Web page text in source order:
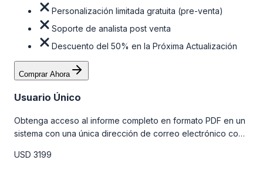
Personalización limitada gratuita (pre-venta)
Soporte de analista post venta
Descuento del 50% en la Próxima Actualización
Comprar Ahora
Usuario Único
Obtenga acceso al informe completo en formato PDF en un
sistema con una única dirección de correo electrónico con
la tabla de precios a continuación.
USD 3199